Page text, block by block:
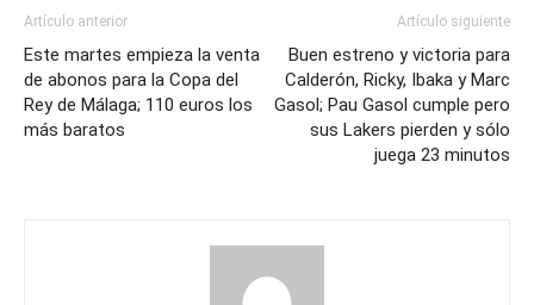
Artículo anterior
Este martes empieza la venta
de abonos para la Copa del
Rey de Málaga; 110 euros los
más baratos
Artículo siguiente
Buen estreno y victoria para
Calderón, Ricky, Ibaka y Marc
Gasol; Pau Gasol cumple pero
sus Lakers pierden y sólo
juega 23 minutos